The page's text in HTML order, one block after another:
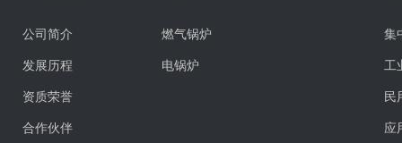
公司简介
发展历程
资质荣誉
合作伙伴
燃气锅炉
电锅炉
集
工
民
应